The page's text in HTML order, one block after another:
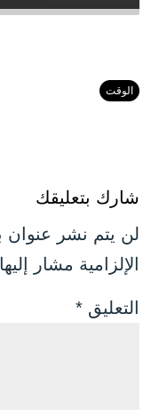
الوقت
شارك بتعليقك
لن يتم نشر عنوان
الإلزامية مشار
التعليق *